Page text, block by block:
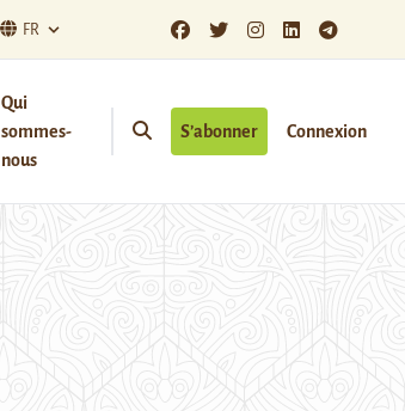
FR
Qui
sommes-
nous
S’abonner Connexion